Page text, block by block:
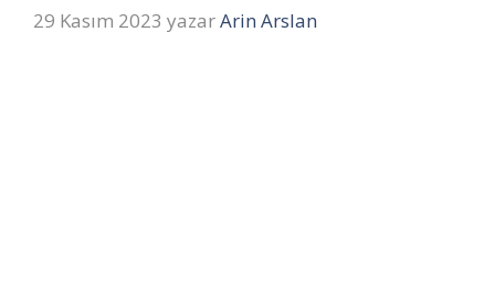
29 Kasım 2023 yazarArin Arslan